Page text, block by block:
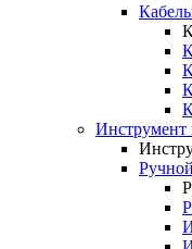
Инструмент